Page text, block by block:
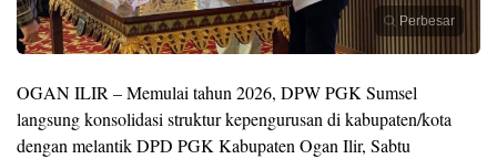
Perbesar
OGAN ILIR – Memulai tahun 2026, DPW PGK Sumsel
langsung konsolidasi struktur kepengurusan di kabupaten/kota
dengan melantik DPD PGK Kabupaten Ogan Ilir, Sabtu